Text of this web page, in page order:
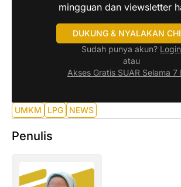
mingguan dan viewsletter
DUKUNG & NYALAKAN
Sudah punya akun? Login
atau
Akses Gratis SUAR Selama 7
UMKM LPG NEWS
Penulis